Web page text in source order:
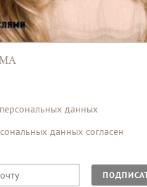
данных
данных согласен